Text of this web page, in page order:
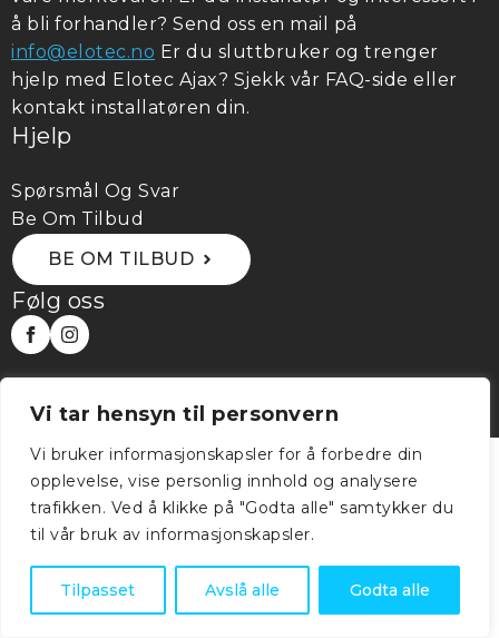
Vi tar hensyn til personvern
Vi bruker informasjonskapsler for å forbedre din
opplevelse, vise personlig innhold og analysere
trafikken. Ved å klikke på "Godta alle" samtykker du
til vår bruk av informasjonskapsler.
Tilpasset Avslå alle Godta alle
å bli forhandler? Send oss en mail på
info@elotec.no Er du sluttbruker og trenger
hjelp med Elotec Ajax? Sjekk vår FAQ-side eller
kontakt installatøren din.
Hjelp
Spørsmål Og Svar
Be Om Tilbud
BE OM TILBUD
Følg oss